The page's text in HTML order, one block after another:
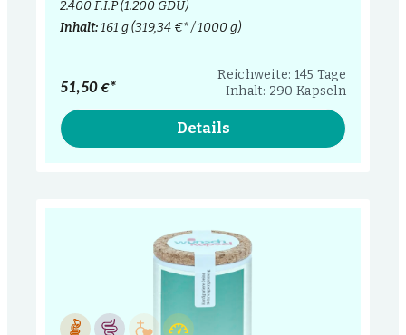
2.400 F.I.P (1.200 GDU)
Inhalt:161 g(319,34 €* / 1000 g)
Reichweite: 145 Tage
Inhalt: 290 Kapseln
51,50 €*
Details